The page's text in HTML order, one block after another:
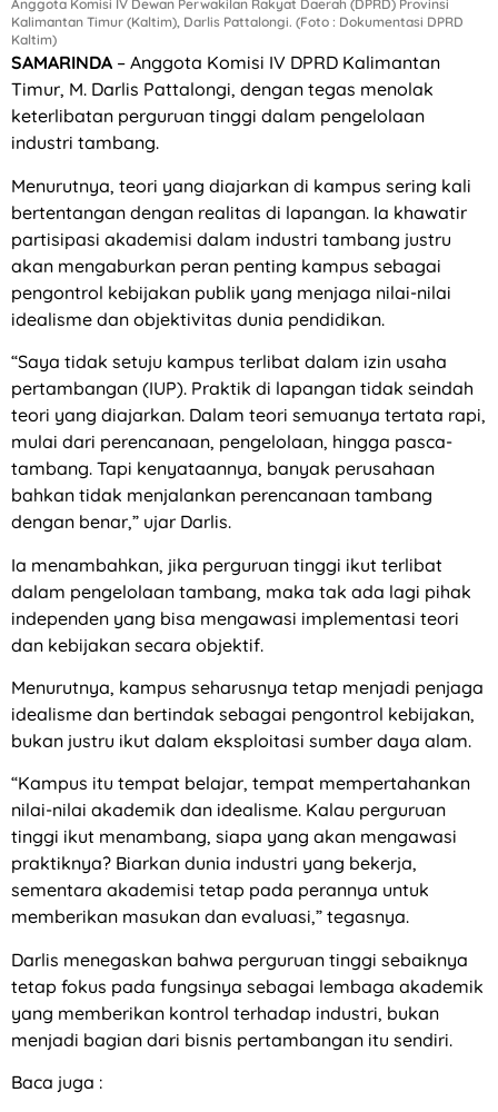
Anggota Komisi IV Dewan Perwakilan Rakyat Daerah (DPRD) Provinsi
Kalimantan Timur (Kaltim), Darlis Pattalongi. (Foto : Dokumentasi DPRD
Kaltim)
SAMARINDA – Anggota Komisi IV DPRD Kalimantan
Timur, M. Darlis Pattalongi, dengan tegas menolak
keterlibatan perguruan tinggi dalam pengelolaan
industri tambang.
Menurutnya, teori yang diajarkan di kampus sering kali
bertentangan dengan realitas di lapangan. Ia khawatir
partisipasi akademisi dalam industri tambang justru
akan mengaburkan peran penting kampus sebagai
pengontrol kebijakan publik yang menjaga nilai-nilai
idealisme dan objektivitas dunia pendidikan.
“Saya tidak setuju kampus terlibat dalam izin usaha
pertambangan (IUP). Praktik di lapangan tidak seindah
teori yang diajarkan. Dalam teori semuanya tertata rapi,
mulai dari perencanaan, pengelolaan, hingga pasca-
tambang. Tapi kenyataannya, banyak perusahaan
bahkan tidak menjalankan perencanaan tambang
dengan benar,” ujar Darlis.
Ia menambahkan, jika perguruan tinggi ikut terlibat
dalam pengelolaan tambang, maka tak ada lagi pihak
independen yang bisa mengawasi implementasi teori
dan kebijakan secara objektif.
Menurutnya, kampus seharusnya tetap menjadi penjaga
idealisme dan bertindak sebagai pengontrol kebijakan,
bukan justru ikut dalam eksploitasi sumber daya alam.
“Kampus itu tempat belajar, tempat mempertahankan
nilai-nilai akademik dan idealisme. Kalau perguruan
tinggi ikut menambang, siapa yang akan mengawasi
praktiknya? Biarkan dunia industri yang bekerja,
sementara akademisi tetap pada perannya untuk
memberikan masukan dan evaluasi,” tegasnya.
Darlis menegaskan bahwa perguruan tinggi sebaiknya
tetap fokus pada fungsinya sebagai lembaga akademik
yang memberikan kontrol terhadap industri, bukan
menjadi bagian dari bisnis pertambangan itu sendiri.
Baca juga :